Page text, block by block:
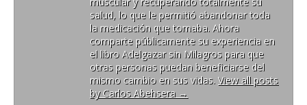
salud, lo que le permitió abandonar toda
la medicación que tomaba. Ahora
comparte públicamente su experiencia en
el libro Adelgazar sin Milagros para que
otras personas puedan beneficiarse del
mismo cambio en sus vidas. View all posts
by Carlos Abehsera →